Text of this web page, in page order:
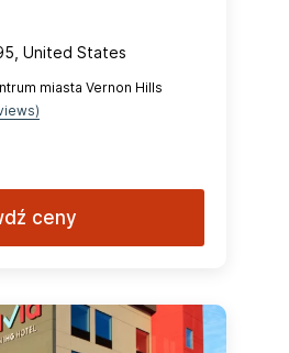
United States
miasta Vernon Hills
ceny